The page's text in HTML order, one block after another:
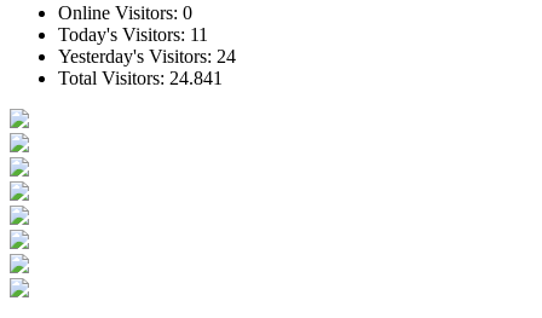
Online Visitors: 0
Today's Visitors: 11
Yesterday's Visitors: 24
Total Visitors: 24.841